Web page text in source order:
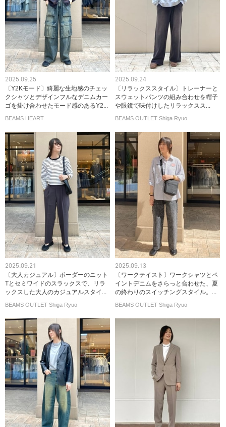
2025.09.25
〔Y2Kモード〕綺麗な生地感のチェッ
クシャツとデザインフルなデニムカー
ゴを掛け合わせたモード感のあるY2...
BEAMS HEART
2025.09.24
〔リラックススタイル〕トレーナーと
スウェットパンツの組み合わせを帽子
や眼鏡で味付けしたリラックスス...
BEAMS OUTLET Shiga Ryuo
2025.09.21
〔大人カジュアル〕ボーダーのニット
Tとセミワイドのスラックスで、リラ
ックスした大人のカジュアルスタイ...
BEAMS OUTLET Shiga Ryuo
2025.09.13
〔ワークテイスト〕ワークシャツとペ
イントデニムをさらっと合わせた、夏
の終わりのスイッチングスタイル。...
BEAMS OUTLET Shiga Ryuo